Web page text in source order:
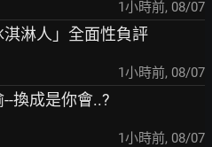
1小時前, 08/07
淋人」全面性負評
1小時前, 08/07
換成是你會..?
1小時前, 08/07